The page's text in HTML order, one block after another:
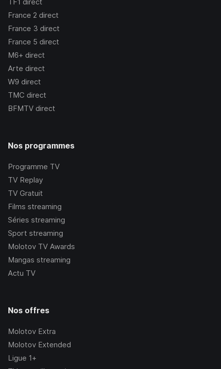
France 2 direct
France 3 direct
France 5 direct
M6+ direct
Arte direct
W9 direct
TMC direct
BFMTV direct
Nos programmes
Programme TV
TV Replay
TV Gratuit
Films streaming
Séries streaming
Sport streaming
Molotov TV Awards
Mangas streaming
Actu TV
Nos offres
Molotov Extra
Molotov Extended
Ligue 1+